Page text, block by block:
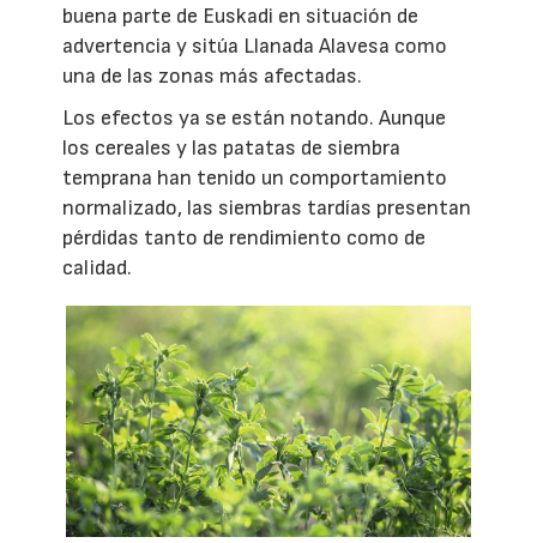
buena parte de Euskadi en situación de
advertencia y sitúa Llanada Alavesa como
una de las zonas más afectadas.
Los efectos ya se están notando. Aunque
los cereales y las patatas de siembra
temprana han tenido un comportamiento
normalizado, las siembras tardías presentan
pérdidas tanto de rendimiento como de
calidad.